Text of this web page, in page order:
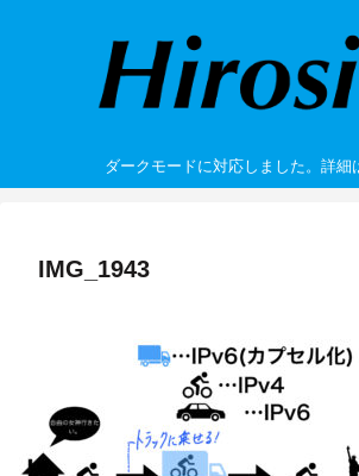
ダークモードに対応しました。詳細
IMG_1943